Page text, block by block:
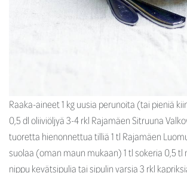
Raaka-aineet 1 kg uusia perunoita (tai pieniä
0,5 dl oliiviöljyä 3-4 rkl Rajamäen Sitruuna
tuoretta hienonnettua tilliä 1 tl Rajamäen
suolaa (oman maun mukaan) 1 tl sokeria 0,5
nippu kevätsipulia tai sipulin varsia 3 rkl